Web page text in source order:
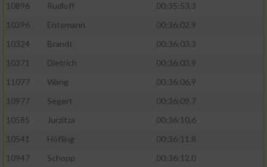
10896
Rudloff
00:35:53.3
10396
Entemann
00:36:02.9
10324
Brandt
00:36:03.3
10371
Dietrich
00:36:03.9
11077
Wang
00:36:06.9
10977
Segert
00:36:09.7
10585
Jurzitza
00:36:10.6
10541
Höfling
00:36:11.8
10947
Schopp
00:36:12.0